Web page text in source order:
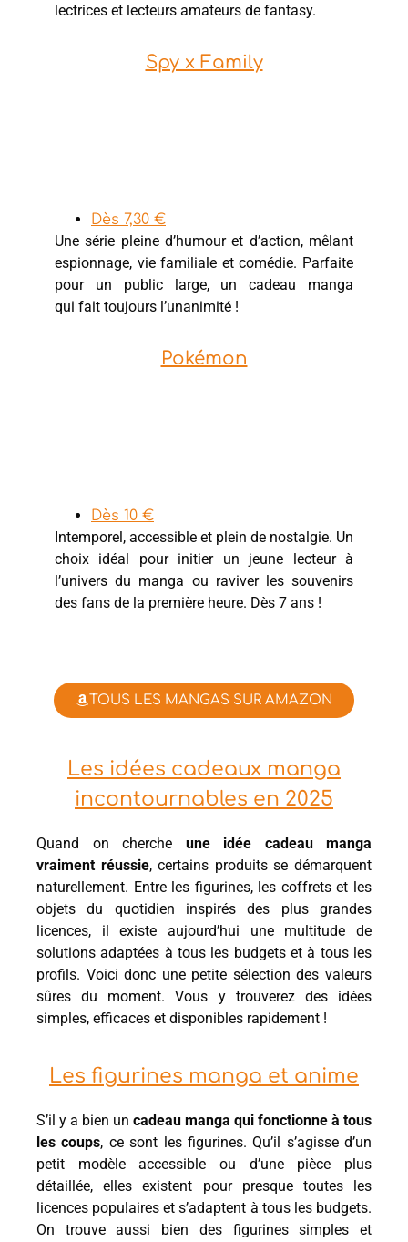
lectrices et lecteurs amateurs de fantasy.
Spy x Family
Dès 7,30 €
Une série pleine d’humour et d’action, mêlant
espionnage, vie familiale et comédie. Parfaite
pour un public large, un cadeau manga
qui fait toujours l’unanimité !
Pokémon
Dès 10 €
Intemporel, accessible et plein de nostalgie. Un
choix idéal pour initier un jeune lecteur à
l’univers du manga ou raviver les souvenirs
des fans de la première heure. Dès 7 ans !
TOUS LES MANGAS SUR AMAZON
Les idées cadeaux manga
incontournables en 2025
Quand on cherche une idée cadeau manga
vraiment réussie, certains produits se démarquent
naturellement. Entre les figurines, les coffrets et les
objets du quotidien inspirés des plus grandes
licences, il existe aujourd’hui une multitude de
solutions adaptées à tous les budgets et à tous les
profils. Voici donc une petite sélection des valeurs
sûres du moment. Vous y trouverez des idées
simples, efficaces et disponibles rapidement !
Les figurines manga et anime
S’il y a bien un cadeau manga qui fonctionne à tous
les coups, ce sont les figurines. Qu’il s’agisse d’un
petit modèle accessible ou d’une pièce plus
détaillée, elles existent pour presque toutes les
licences populaires et s’adaptent à tous les budgets.
On trouve aussi bien des figurines simples et